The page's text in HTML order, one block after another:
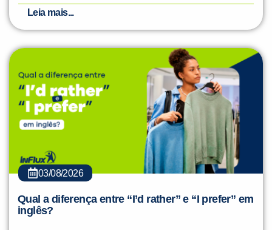
Leia mais...
03/08/2026
Qual a diferença entre “I’d rather” e “I prefer” em
inglês?